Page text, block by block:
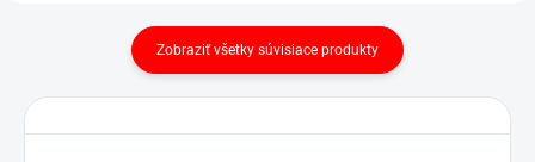
Zobraziť všetky súvisiace produkty